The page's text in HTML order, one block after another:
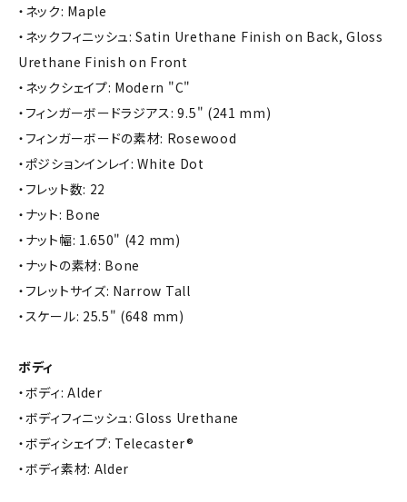
・ネック: Maple
・ネックフィニッシュ: Satin Urethane Finish on Back, Gloss
Urethane Finish on Front
・ネックシェイプ: Modern "C"
・フィンガーボードラジアス: 9.5" (241 mm)
・フィンガーボードの素材: Rosewood
・ポジションインレイ: White Dot
・フレット数: 22
・ナット: Bone
・ナット幅: 1.650" (42 mm)
・ナットの素材: Bone
・フレットサイズ: Narrow Tall
・スケール: 25.5" (648 mm)
ボディ
・ボディ: Alder
・ボディフィニッシュ: Gloss Urethane
・ボディシェイプ: Telecaster®
・ボディ素材: Alder